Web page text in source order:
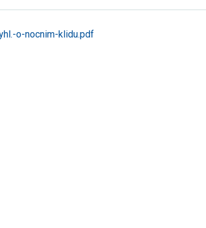
o-nocnim-klidu.pdf